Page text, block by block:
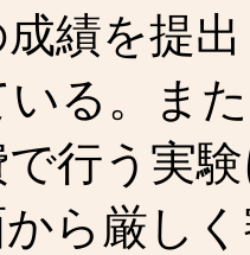
績を提
る。ま
行う実
ら厳し